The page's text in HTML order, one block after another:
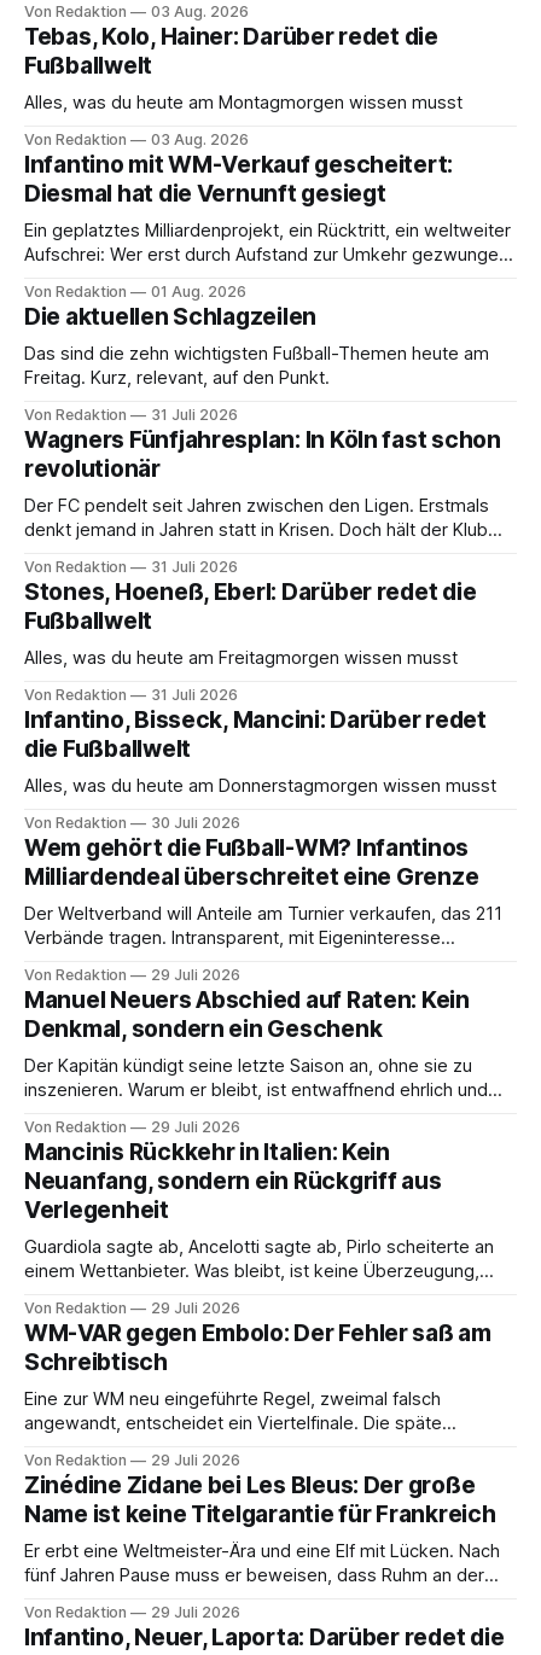
Von Redaktion 03 Aug. 2026
Tebas, Kolo, Hainer: Darüber redet die
Fußballwelt
Alles, was du heute am Montagmorgen wissen musst
Von Redaktion 03 Aug. 2026
Infantino mit WM-Verkauf gescheitert:
Diesmal hat die Vernunft gesiegt
Ein geplatztes Milliardenprojekt, ein Rücktritt, ein weltweiter
Aufschrei: Wer erst durch Aufstand zur Umkehr gezwungen
Von Redaktion 01 Aug. 2026
Die aktuellen Schlagzeilen
Das sind die zehn wichtigsten Fußball-Themen heute am
Freitag. Kurz, relevant, auf den Punkt.
Von Redaktion 31 Juli 2026
Wagners Fünfjahresplan: In Köln fast schon
revolutionär
Der FC pendelt seit Jahren zwischen den Ligen. Erstmals
denkt jemand in Jahren statt in Krisen. Doch hält der Klub
Von Redaktion 31 Juli 2026
Stones, Hoeneß, Eberl: Darüber redet die
Fußballwelt
Alles, was du heute am Freitagmorgen wissen musst
Von Redaktion 31 Juli 2026
Infantino, Bisseck, Mancini: Darüber redet
die Fußballwelt
Alles, was du heute am Donnerstagmorgen wissen musst
Von Redaktion 30 Juli 2026
Wem gehört die Fußball-WM? Infantinos
Milliardendeal überschreitet eine Grenze
Der Weltverband will Anteile am Turnier verkaufen, das 211
Verbände tragen. Intransparent, mit Eigeninteresse
Von Redaktion 29 Juli 2026
Manuel Neuers Abschied auf Raten: Kein
Denkmal, sondern ein Geschenk
Der Kapitän kündigt seine letzte Saison an, ohne sie zu
inszenieren. Warum er bleibt, ist entwaffnend ehrlich und
Von Redaktion 29 Juli 2026
Mancinis Rückkehr in Italien: Kein
Neuanfang, sondern ein Rückgriff aus
Verlegenheit
Guardiola sagte ab, Ancelotti sagte ab, Pirlo scheiterte an
einem Wettanbieter. Was bleibt, ist keine Überzeugung,
Von Redaktion 29 Juli 2026
WM-VAR gegen Embolo: Der Fehler saß am
Schreibtisch
Eine zur WM neu eingeführte Regel, zweimal falsch
angewandt, entscheidet ein Viertelfinale. Die späte
Von Redaktion 29 Juli 2026
Zinédine Zidane bei Les Bleus: Der große
Name ist keine Titelgarantie für Frankreich
Er erbt eine Weltmeister-Ära und eine Elf mit Lücken. Nach
fünf Jahren Pause muss er beweisen, dass Ruhm an der
Von Redaktion 29 Juli 2026
Infantino, Neuer, Laporta: Darüber redet die